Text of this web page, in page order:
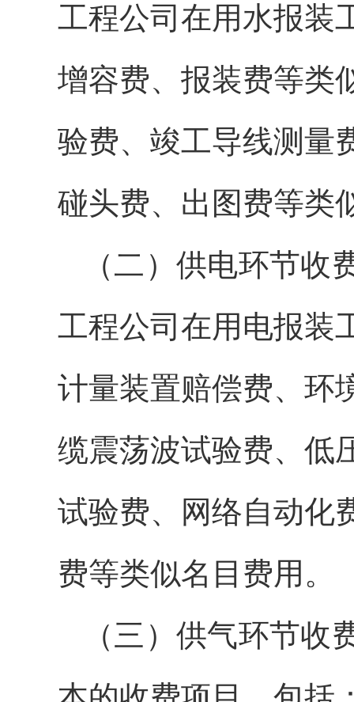
工程公司在用水报装
增容费、报装费等类
验费、竣工导线测量
碰头费、出图费等类
（二）供电环节收
工程公司在用电报装
计量装置赔偿费、环
缆震荡波试验费、低
试验费、网络自动化
费等类似名目费用。
（三）供气环节收